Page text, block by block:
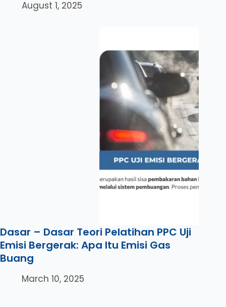
August 1, 2025
Dasar – Dasar Teori Pelatihan PPC Uji
Emisi Bergerak: Apa Itu Emisi Gas
Buang
March 10, 2025